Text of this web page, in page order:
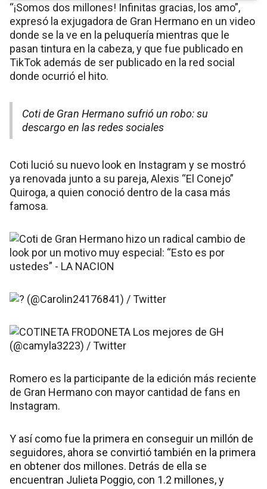
“¡Somos dos millones! Infinitas gracias, los amo”,
expresó la exjugadora de Gran Hermano en un video
donde se la ve en la peluquería mientras que le
pasan tintura en la cabeza, y que fue publicado en
TikTok además de ser publicado en la red social
donde ocurrió el hito.
Coti de Gran Hermano sufrió un robo: su
descargo en las redes sociales
Coti lució su nuevo look en Instagram y se mostró
ya renovada junto a su pareja, Alexis “El Conejo”
Quiroga, a quien conoció dentro de la casa más
famosa.
Romero es la participante de la edición más reciente
de Gran Hermano con mayor cantidad de fans en
Instagram.
Y así como fue la primera en conseguir un millón de
seguidores, ahora se convirtió también en la primera
en obtener dos millones. Detrás de ella se
encuentran Julieta Poggio, con 1.2 millones, y